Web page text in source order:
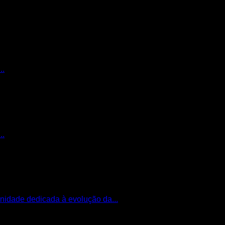
dedicada à evolução da...